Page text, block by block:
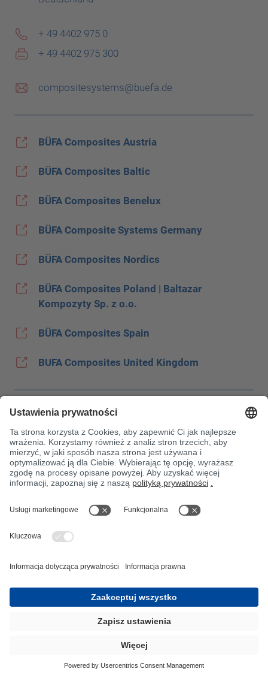
+ 49 4402 975 0
+ 49 4402 975 300
compositesystems@buefa.de
BÜFA Composites Austria
BÜFA Composites Baltic
BÜFA Composites Benelux
BÜFA Composite Systems Germany
BÜFA Composites Nordics
BÜFA Composites Poland | Baltazar
Kompozyty Sp. z o.o.
BÜFA Composites Spain
BUFA Composites United Kingdom
Stopka
Ochrona danych
JEC
OWH
Warunki zakupu
Centrum pomocy na wypadek zatrucia
Prosimy pamiętać!